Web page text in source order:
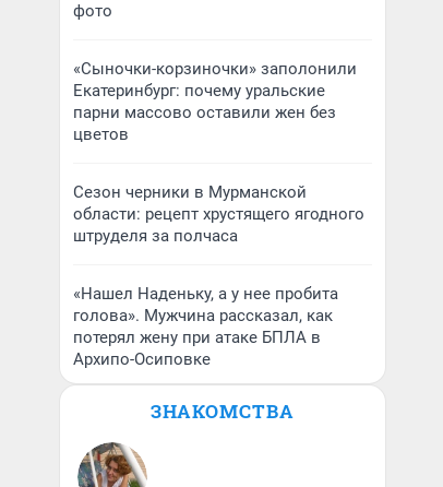
фото
«Сыночки-корзиночки» заполонили
Екатеринбург: почему уральские
парни массово оставили жен без
цветов
Сезон черники в Мурманской
области: рецепт хрустящего ягодного
штруделя за полчаса
«Нашел Наденьку, а у нее пробита
голова». Мужчина рассказал, как
потерял жену при атаке БПЛА в
Архипо-Осиповке
ЗНАКОМСТВА